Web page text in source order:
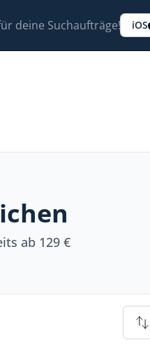
deine Suchaufträge! iOS
ab 129 €